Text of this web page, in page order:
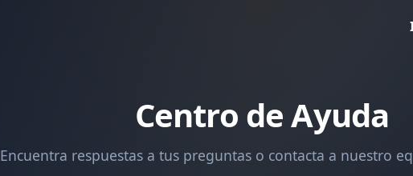
Centro de Ayuda
Encuentra respuestas a tus preguntas o contacta a nuestro